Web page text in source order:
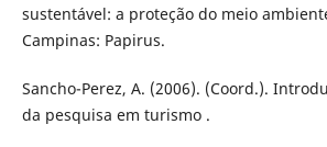
sustentável: a proteção do meio
Campinas: Papirus.
Sancho-Perez, A. (2006). (Coord.).
da pesquisa em turismo .